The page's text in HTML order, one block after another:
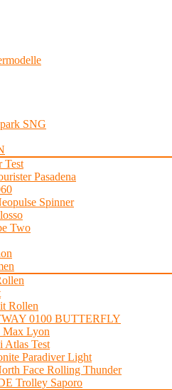
SNG
Test
Pasadena
Spinner
Two
Rollen
0100 BUTTERFLY
Max Lyon
Atlas Test
Paradiver Light
Face Rolling Thunder
Trolley Saporo